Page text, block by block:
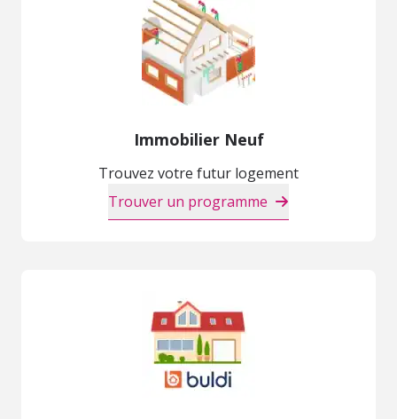
Immobilier Neuf
Trouvez votre futur logement
Trouver un programme